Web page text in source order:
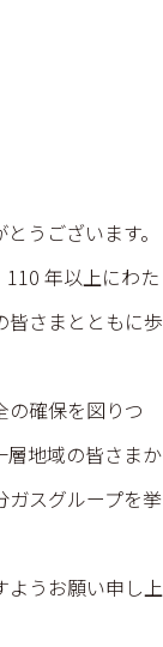
うございます。
年以上にわた
さまとともに歩
確保を図りつ
層地域の皆さまか
ガスグループを挙
ようお願い申し上